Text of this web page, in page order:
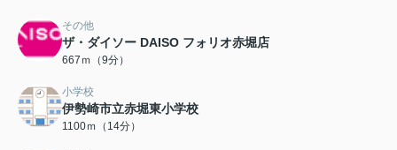
その他
ザ・ダイソー DAISO フォリオ赤堀店
667ｍ（9分）
小学校
伊勢崎市立赤堀東小学校
1100ｍ（14分）